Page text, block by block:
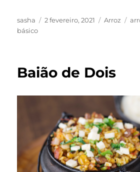
Autor
sasha
Publicado
2 fevereiro, 2021 Categorias
Arroz
básico
Baião de Dois